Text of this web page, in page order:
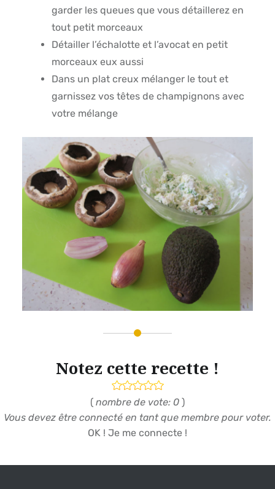
garder les queues que vous détaillerez en
tout petit morceaux
Détailler l’échalotte et l’avocat en petit
morceaux eux aussi
Dans un plat creux mélanger le tout et
garnissez vos têtes de champignons avec
votre mélange
Notez cette recette !
( nombre de vote: 0 )
Vous devez être connecté en tant que membre pour voter.
OK ! Je me connecte !